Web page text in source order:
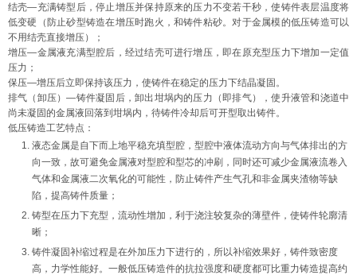
结壳—充满铸型后，停止增压并保持原来的压力不变若干秒，使铸件表层温度将
低变硬（防止砂型铸造在增压时跑火，和铸件粘砂。对于金属模的低压铸造可以
不用结壳直接增压）；
增压—金属液充满型腔后，经过结壳可进行增压，即在原充型压力下增加一定值
压力；
保压—增压后立即保持该压力，使铸件在稳定的压力下结晶凝固。
排气（卸压）—铸件凝固后，卸出坩埚内的压力（即排气），使升液管和浇道中
尚未凝固的金属液回落到坩埚内，待铸件冷却后可开型取出铸件。
低压铸造工艺特点：
液态金属是自下而上地平稳充填型腔，型腔中液体流动方向与气体排出的方
向一致，故可避免金属液对型腔和型芯的冲刷，同时还可减少金属液流卷入
气体和金属液二次氧化的可能性，防止铸件产生气孔和非金属夹渣物等缺
陷，提高铸件质量；
铸型在压力下充型，流动性增加，利于浇注较复杂的薄壁件，使铸件轮廓清
晰；
铸件凝固补缩过程是在外加压力下进行的，所以补缩效果好，铸件致密度
高，力学性能好。一般低压铸造件的抗拉强度和硬度都可比重力铸造提高约